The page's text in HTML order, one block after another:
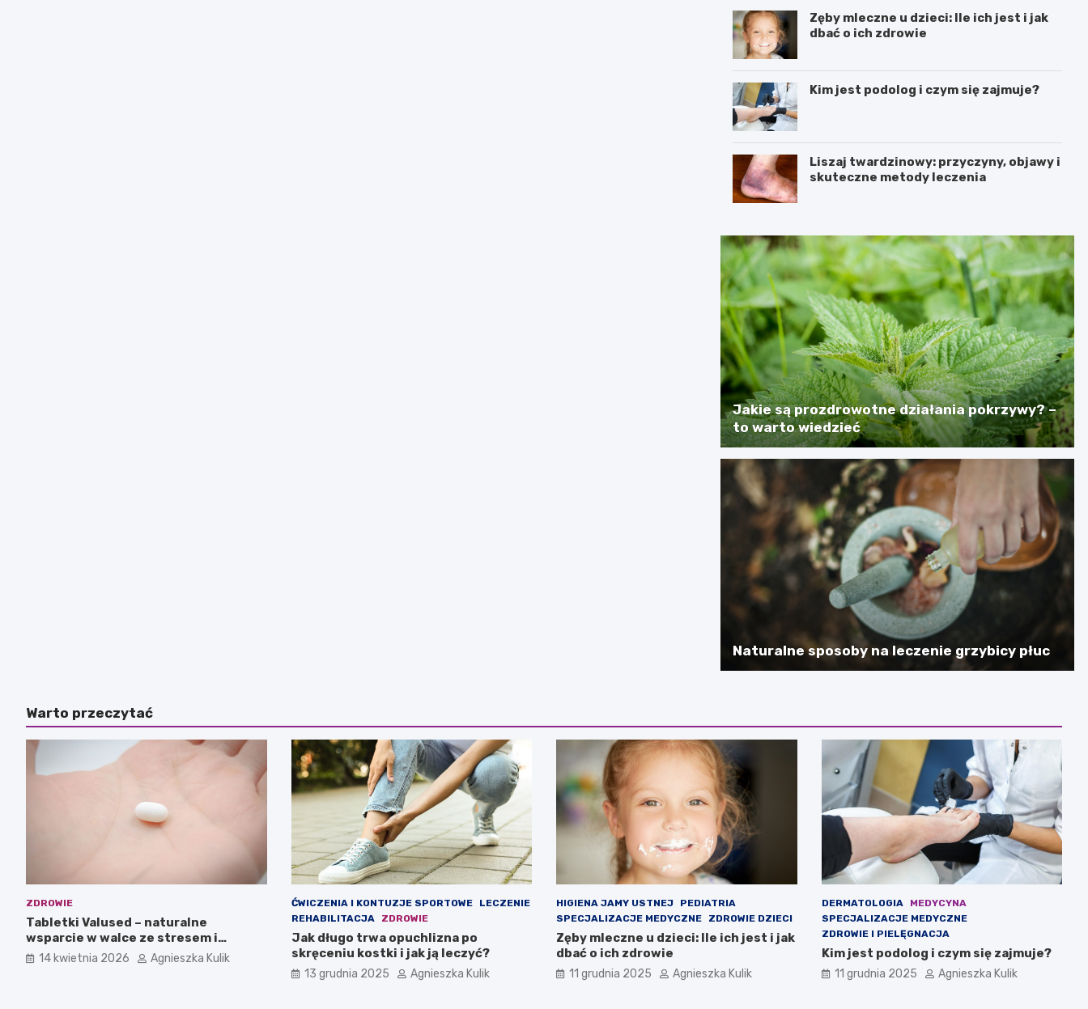
Zęby mleczne u dzieci: Ile ich jest i jak
dbać o ich zdrowie
Kim jest podolog i czym się zajmuje?
Liszaj twardzinowy: przyczyny, objawy i
skuteczne metody leczenia
Jakie są prozdrowotne działania pokrzywy? –
to warto wiedzieć
Naturalne sposoby na leczenie grzybicy płuc
Warto przeczytać
ZDROWIE
Tabletki Valused – naturalne
wsparcie w walce ze stresem i
napięciem nerwowym
14 kwietnia 2026 Agnieszka Kulik
ĆWICZENIA I KONTUZJE SPORTOWE
LECZENIE
REHABILITACJA
ZDROWIE
Jak długo trwa opuchlizna po
skręceniu kostki i jak ją leczyć?
13 grudnia 2025 Agnieszka Kulik
HIGIENA JAMY USTNEJ
PEDIATRIA
SPECJALIZACJE MEDYCZNE
ZDROWIE DZIECI
Zęby mleczne u dzieci: Ile ich jest i jak
dbać o ich zdrowie
11 grudnia 2025 Agnieszka Kulik
DERMATOLOGIA
MEDYCYNA
SPECJALIZACJE MEDYCZNE
ZDROWIE I PIELĘGNACJA
Kim jest podolog i czym się zajmuje?
11 grudnia 2025 Agnieszka Kulik